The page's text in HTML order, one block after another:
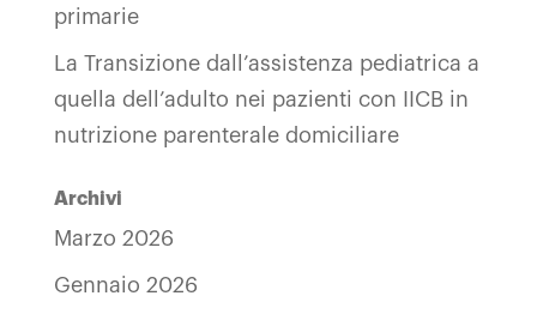
primarie
La Transizione dall’assistenza pediatrica a
quella dell’adulto nei pazienti con IICB in
nutrizione parenterale domiciliare
Archivi
Marzo 2026
Gennaio 2026